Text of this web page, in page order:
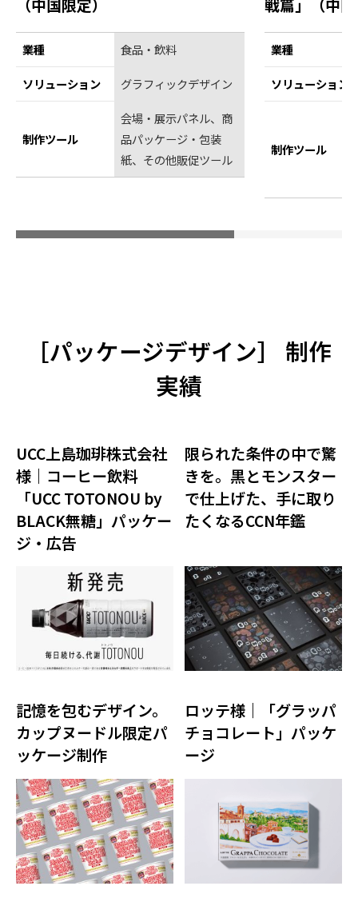
（中国限定）
業種 食品・飲料
ソリューション グラフィックデザイン
制作ツール
会場・展示パネル、商
品パッケージ・包装
紙、その他販促ツール
戦篇」（中
業種
ソリューション
制作ツール
［パッケージデザイン］ 制作
実績
UCC上島珈琲株式会社
様｜コーヒー飲料
「UCC TOTONOU by
BLACK無糖」パッケー
ジ・広告
限られた条件の中で驚
きを。黒とモンスター
で仕上げた、手に取り
たくなるCCN年鑑
記憶を包むデザイン。
カップヌードル限定パ
ッケージ制作
ロッテ様｜「グラッパ
チョコレート」パッケ
ージ